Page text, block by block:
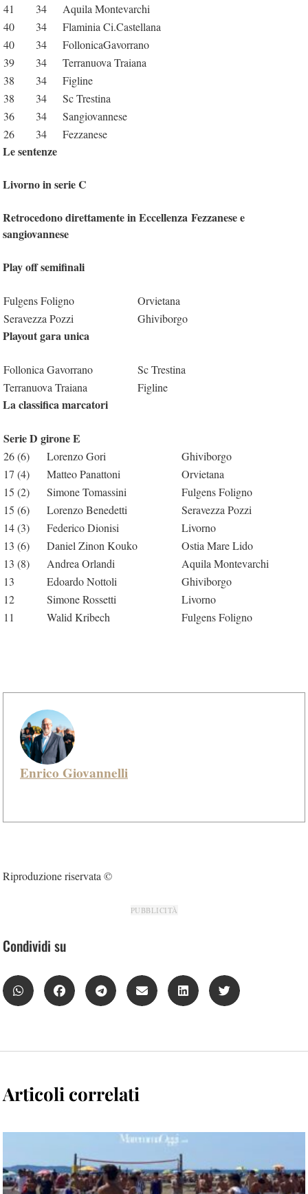
41
34
Aquila Montevarchi
40
34
Flaminia Ci.Castellana
40
34
FollonicaGavorrano
39
34
Terranuova Traiana
38
34
Figline
38
34
Sc Trestina
36
34
Sangiovannese
26
34 Fezzanese
Le sentenze
Livorno in serie C
Retrocedono direttamente in Eccellenza Fezzanese e
sangiovannese
Play off semifinali
Fulgens Foligno
Orvietana
Seravezza Pozzi
Ghiviborgo
Playout gara unica
Follonica Gavorrano
Sc Trestina
Terranuova Traiana
Figline
La classifica marcatori
Serie D girone E
26 (6) Lorenzo Gori
Ghiviborgo
17 (4)
Matteo Panattoni
Orvietana
15 (2)
Simone Tomassini
Fulgens Foligno
15 (6)
Lorenzo Benedetti
Seravezza Pozzi
14 (3)
Federico Dionisi
Livorno
13 (6)
Daniel Zinon Kouko
Ostia Mare Lido
13 (8)
Andrea Orlandi
Aquila Montevarchi
13
Edoardo Nottoli
Ghiviborgo
12
Simone Rossetti
Livorno
11
Walid Kribech Fulgens Foligno
Enrico Giovannelli
Riproduzione riservata ©
PUBBLICITÀ
Condividi su
Articoli correlati